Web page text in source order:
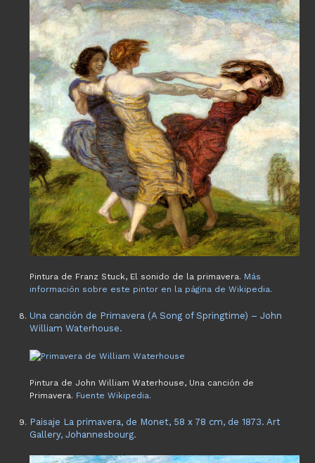
Pintura de Franz Stuck, El sonido de la primavera. Más
información sobre este pintor en la página de Wikipedia.
Una canción de Primavera (A Song of Springtime) – John
William Waterhouse.
Pintura de John William Waterhouse, Una canción de
Primavera. Fuente Wikipedia.
Paisaje La primavera, de Monet, 58 x 78 cm, de 1873. Art
Gallery, Johannesbourg.